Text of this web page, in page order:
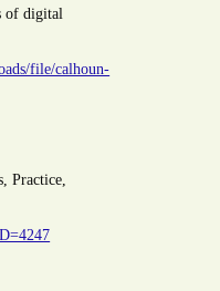
of digital
file/calhoun-
Practice,